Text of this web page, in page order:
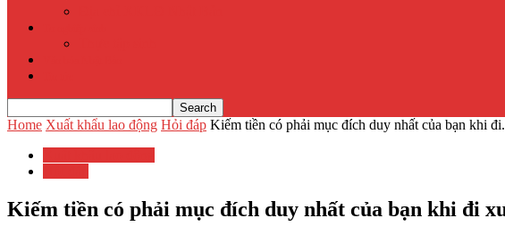
Home Xuất khẩu lao động Hỏi đáp Kiếm tiền có phải mục đích duy nhất của bạn khi
Kiếm tiền có phải mục đích duy nhất của bạn khi đi